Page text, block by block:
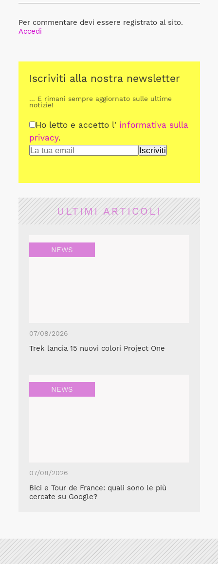
Per commentare devi essere registrato al sito.
Accedi
Iscriviti alla nostra newsletter
... E rimani sempre aggiornato sulle ultime
notizie!
Ho letto e accetto l' informativa sulla
privacy.
ULTIMI ARTICOLI
NEWS
07/08/2026
Trek lancia 15 nuovi colori Project One
NEWS
07/08/2026
Bici e Tour de France: quali sono le più
cercate su Google?